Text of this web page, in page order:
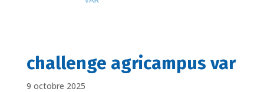
challenge agricampus var
9 octobre 2025